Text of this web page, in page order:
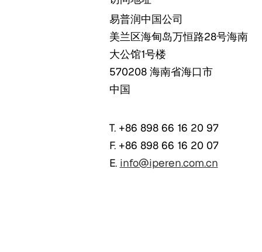
易普润中国公司
美兰区海甸岛万恒路28号海南
大公馆1号楼
570208 海南省海口市
中国
T. +86 898 66 16 20 97
F. +86 898 66 16 20 07
E. info@iperen.com.cn